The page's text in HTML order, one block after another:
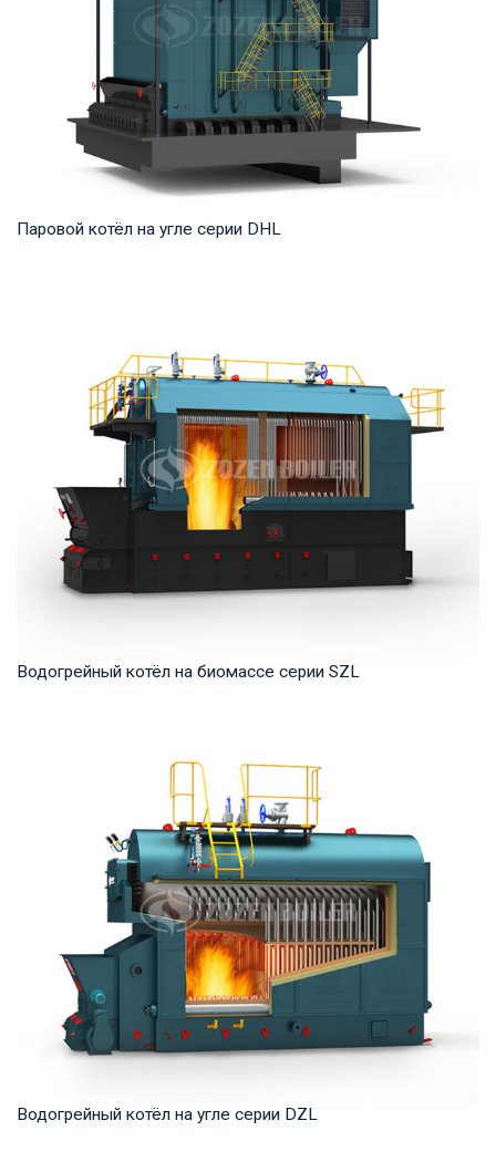
Паровой котёл на угле серии DHL
Водогрейный котёл на биомассе серии SZL
мощность продукта: 2,8-29 МВт Температура...
Водогрейный котёл на угле серии DZL